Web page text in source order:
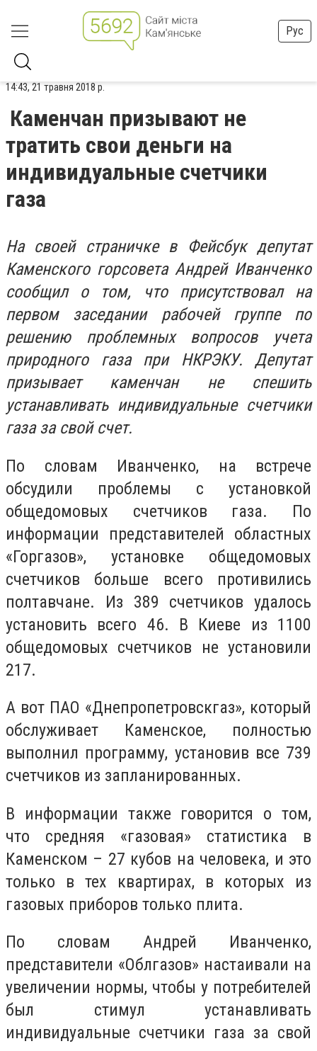
Рус
14:43, 21 травня 2018 р.
Каменчан призывают не
тратить свои деньги на
индивидуальные счетчики
газа
На своей страничке в Фейсбук депутат
Каменского горсовета Андрей Иванченко
сообщил о том, что присутствовал на
первом заседании рабочей группе по
решению проблемных вопросов учета
природного газа при НКРЭКУ. Депутат
призывает каменчан не спешить
устанавливать индивидуальные счетчики
газа за свой счет.
По словам Иванченко, на встрече
обсудили проблемы с установкой
общедомовых счетчиков газа. По
информации представителей областных
«Горгазов», установке общедомовых
счетчиков больше всего противились
полтавчане. Из 389 счетчиков удалось
установить всего 46. В Киеве из 1100
общедомовых счетчиков не установили
217.
А вот ПАО «Днепропетровскгаз», который
обслуживает Каменское, полностью
выполнил программу, установив все 739
счетчиков из запланированных.
В информации также говорится о том,
что средняя «газовая» статистика в
Каменском – 27 кубов на человека, и это
только в тех квартирах, в которых из
газовых приборов только плита.
По словам Андрей Иванченко,
представители «Облгазов» настаивали на
увеличении нормы, чтобы у потребителей
был стимул устанавливать
индивидуальные счетчики газа за свой